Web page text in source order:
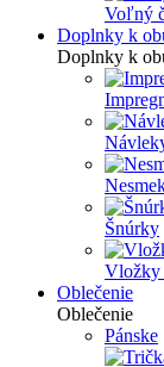
Voľný
Doplnky k
Doplnky k
Šnúrky
Vložky
Oblečenie
Oblečenie
Pánske